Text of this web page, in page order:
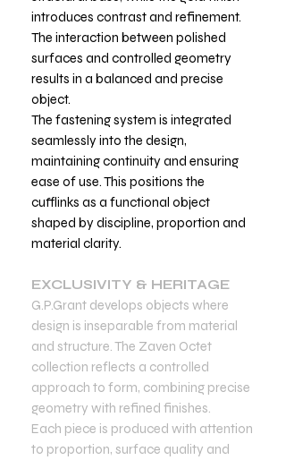
introduces contrast and refinement.
The interaction between polished
surfaces and controlled geometry
results in a balanced and precise
object.
The fastening system is integrated
seamlessly into the design,
maintaining continuity and ensuring
ease of use. This positions the
cufflinks as a functional object
shaped by discipline, proportion and
material clarity.
EXCLUSIVITY & HERITAGE
G.P.Grant develops objects where
design is inseparable from material
and structure. The Zaven Octet
collection reflects a controlled
approach to form, combining precise
geometry with refined finishes.
Each piece is produced with attention
to proportion, surface quality and